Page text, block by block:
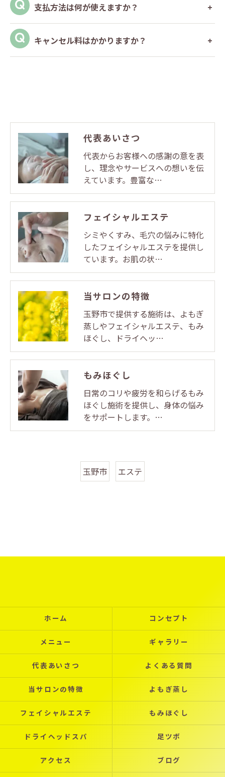
支払方法は何が使えますか？
キャンセル料はかかりますか？
代表あいさつ
代表からお客様への感謝の意を表
し、理念やサービスへの想いを伝
えています。豊富な…
フェイシャルエステ
シミやくすみ、毛穴の悩みに特化
したフェイシャルエステを提供し
ています。お肌の状…
当サロンの特徴
玉野市で提供する施術は、よもぎ
蒸しやフェイシャルエステ、もみ
ほぐし、ドライヘッ…
もみほぐし
日常のコリや疲労を和らげるもみ
ほぐし施術を提供し、身体の悩み
をサポートします。…
玉野市 エステ
ホーム コンセプト
メニュー ギャラリー
代表あいさつ よくある質問
当サロンの特徴 よもぎ蒸し
フェイシャルエステ もみほぐし
ドライヘッドスパ 足ツボ
アクセス ブログ